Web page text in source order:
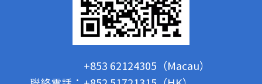
+853 62124305（Macau）